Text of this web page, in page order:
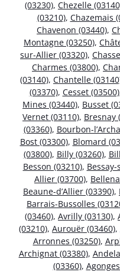
(03230), Chezelle
(03210), Chazemais
Chavenon (03440),
Montagne (03250),
sur-Allier (03320),
Charmes (03800),
(03140), Chantelle
(03370), Cesset (03500)
Mines (03440), Busset
Vernet (03110), Bresnay
(03360), Bourbon-
Bost (03300), Blomard
(03800), Billy (03260),
Besson (03210),
Allier (03700),
Beaune-d’Allier (03390),
Barrais-Bussolles
(03460), Avrilly (03130),
(03210), Aurouër (03460),
Arronnes (03250),
Archignat (03380),
(03360),